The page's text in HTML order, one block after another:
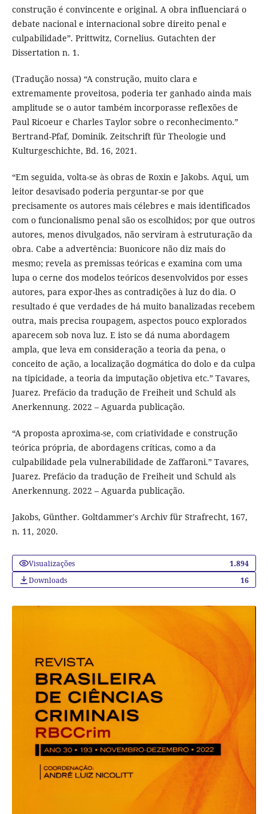
construção é convincente e original. A obra influenciará o
debate nacional e internacional sobre direito penal e
culpabilidade”. Prittwitz, Cornelius. Gutachten der
Dissertation n. 1.
(Tradução nossa) “A construção, muito clara e
extremamente proveitosa, poderia ter ganhado ainda mais
amplitude se o autor também incorporasse reflexões de
Paul Ricoeur e Charles Taylor sobre o reconhecimento.”
Bertrand-Pfaf, Dominik. Zeitschrift für Theologie und
Kulturgeschichte, Bd. 16, 2021.
“Em seguida, volta-se às obras de Roxin e Jakobs. Aqui, um
leitor desavisado poderia perguntar-se por que
precisamente os autores mais célebres e mais identificados
com o funcionalismo penal são os escolhidos; por que outros
autores, menos divulgados, não serviram à estruturação da
obra. Cabe a advertência: Buonicore não diz mais do
mesmo; revela as premissas teóricas e examina com uma
lupa o cerne dos modelos teóricos desenvolvidos por esses
autores, para expor-lhes as contradições à luz do dia. O
resultado é que verdades de há muito banalizadas recebem
outra, mais precisa roupagem, aspectos pouco explorados
aparecem sob nova luz. E isto se dá numa abordagem
ampla, que leva em consideração a teoria da pena, o
conceito de ação, a localização dogmática do dolo e da culpa
na tipicidade, a teoria da imputação objetiva etc.” Tavares,
Juarez. Prefácio da tradução de Freiheit und Schuld als
Anerkennung. 2022 – Aguarda publicação.
“A proposta aproxima-se, com criatividade e construção
teórica própria, de abordagens críticas, como a da
culpabilidade pela vulnerabilidade de Zaffaroni.” Tavares,
Juarez. Prefácio da tradução de Freiheit und Schuld als
Anerkennung. 2022 – Aguarda publicação.
Jakobs, Günther. Goltdammer's Archiv für Strafrecht, 167,
n. 11, 2020.
Visualizações
1.894
Downloads
16